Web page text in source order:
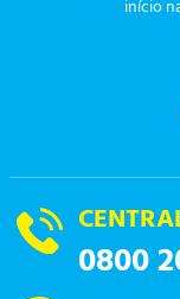
início
0800